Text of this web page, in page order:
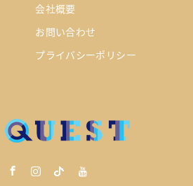
会社概要
お問い合わせ
プライバシーポリシー
youtube